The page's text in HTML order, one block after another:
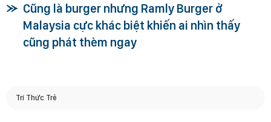
Cũng là burger nhưng Ramly Burger ở
Malaysia cực khác biệt khiến ai nhìn thấy
cũng phát thèm ngay
Trí Thức Trẻ